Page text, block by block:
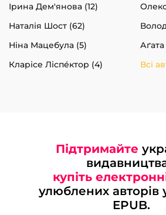
Ірина Дем'янова (12)
Наталія Шост (62)
Ніна Мацебула (5)
Аґата
Кларісе Ліспéктор (4)
Всі
Підтримайте
купіть
улюблених авторів
EPUB.